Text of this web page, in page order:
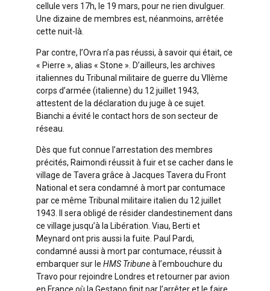
cellule vers 17h, le 19 mars, pour ne rien divulguer.
Une dizaine de membres est, néanmoins, arrêtée
cette nuit-là.
Par contre, l’Ovra n’a pas réussi, à savoir qui était, ce
« Pierre », alias « Stone ». D’ailleurs, les archives
italiennes du Tribunal militaire de guerre du VIIème
corps d’armée (italienne) du 12 juillet 1943,
attestent de la déclaration du juge à ce sujet.
Bianchi a évité le contact hors de son secteur de
réseau.
Dès que fut connue l’arrestation des membres
précités, Raimondi réussit à fuir et se cacher dans le
village de Tavera grâce à Jacques Tavera du Front
National et sera condamné à mort par contumace
par ce même Tribunal militaire italien du 12 juillet
1943. Il sera obligé de résider clandestinement dans
ce village jusqu’à la Libération. Viau, Berti et
Meynard ont pris aussi la fuite. Paul Pardi,
condamné aussi à mort par contumace, réussit à
embarquer sur le HMS Tribuneà l’embouchure du
Travo pour rejoindre Londres et retourner par avion